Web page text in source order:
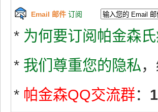
Email 邮件 订阅
* 为何要订阅帕金森
* 我们尊重您的隐私
* 帕金森QQ交流群：